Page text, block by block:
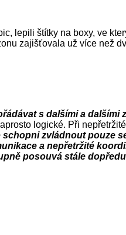
lepili štítky na boxy, ve
zajišťovala už více než
s dalšími a dalšími
logické. Při
zvládnout pouze
a nepřetržité
posouvá stále